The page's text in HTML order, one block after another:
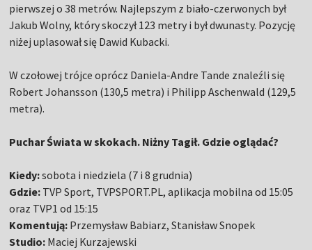
pierwszej o 38 metrów. Najlepszym z biało-czerwonych był
Jakub Wolny, który skoczył 123 metry i był dwunasty. Pozycję
niżej uplasował się Dawid Kubacki.
W czołowej trójce oprócz Daniela-Andre Tande znaleźli się
Robert Johansson (130,5 metra) i Philipp Aschenwald (129,5
metra).
Puchar Świata w skokach. Niżny Tagił. Gdzie oglądać?
Kiedy:sobota i niedziela (7 i 8 grudnia)
Gdzie: TVP Sport, TVPSPORT.PL, aplikacja mobilna od 15:05
oraz TVP1 od 15:15
Komentują: Przemysław Babiarz, Stanisław Snopek
Studio: Maciej Kurzajewski